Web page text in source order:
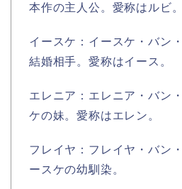
本作の主人公。愛称はルビ。
イースケ：イースケ・バン
結婚相手。愛称はイース。
エレニア：エレニア・バン
ケの妹。愛称はエレン。
フレイヤ：フレイヤ・バン
ースケの幼馴染。